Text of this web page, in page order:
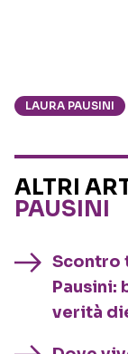
LAURA PAUSINI
ALTRI
PAUSINI
Scontro
Pausini:
verità